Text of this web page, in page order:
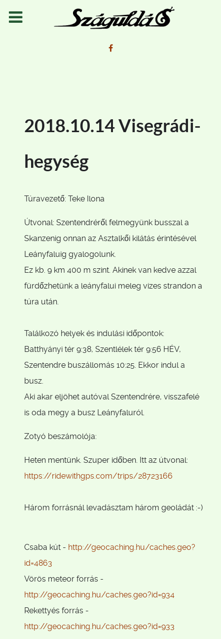
2018.10.14 Visegrádi-
hegység
Túravezető: Teke Ilona
Útvonal: Szentendréről felmegyünk busszal a
Skanzenig onnan az Asztalkői kilátás érintésével
Leányfaluig gyalogolunk.
Ez kb. 9 km 400 m szint. Akinek van kedve azzal
fürdőzhetünk a leányfalui meleg vizes strandon a
túra után.
Találkozó helyek és indulási időpontok:
Batthyányi tér 9:38, Szentlélek tér 9:56 HÉV,
Szentendre buszállomás 10:25. Ekkor indul a
busz.
Aki akar eljöhet autóval Szentendrére, visszafelé
is oda megy a busz Leányfaluról.
Zotyó beszámolója:
Heten mentünk. Szuper időben. Itt az útvonal:
https://ridewithgps.com/trips/28723166
Három forrásnál levadásztam három geoládát :-)
Csaba kút - http://geocaching.hu/caches.geo?
id=4863
Vörös meteor forrás -
http://geocaching.hu/caches.geo?id=934
Rekettyés forrás -
http://geocaching.hu/caches.geo?id=933